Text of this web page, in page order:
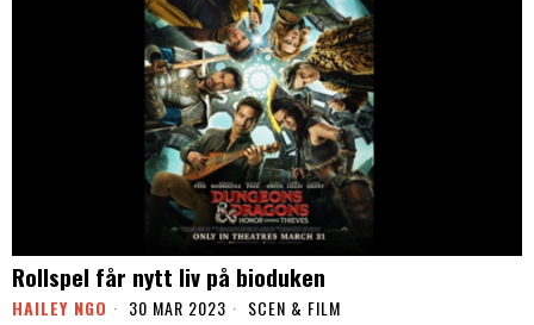
Rollspel får nytt liv på bioduken
HAILEY NGO 30 MAR 2023 SCEN & FILM